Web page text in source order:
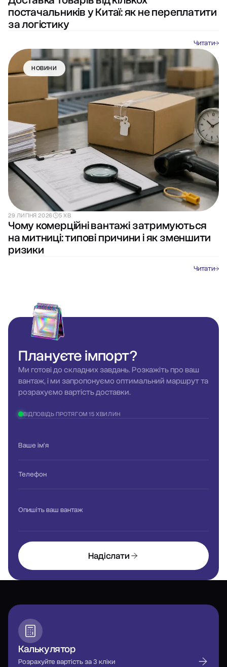
постачальників у Китаї: як не переплатити
за логістику
Читати
НОВИНИ
29 ЛИПНЯ 2026 5 ХВ
Чому комерційні вантажі затримуються
на митниці: типові причини і як зменшити
ризики
Читати
Плануєтеімпорт?
Ми готові до складних завдань. Розкажіть про ваш
вантаж, і ми запропонуємо оптимальний маршрут та
розрахуємо вартість доставки.
ВІДПОВІДЬ ПРОТЯГОМ 15 ХВИЛИН
Ваше ім'я
Телефон
Опишіть ваш вантаж
Надіслати
Калькулятор
Розрахуйте вартість за 3 кліки